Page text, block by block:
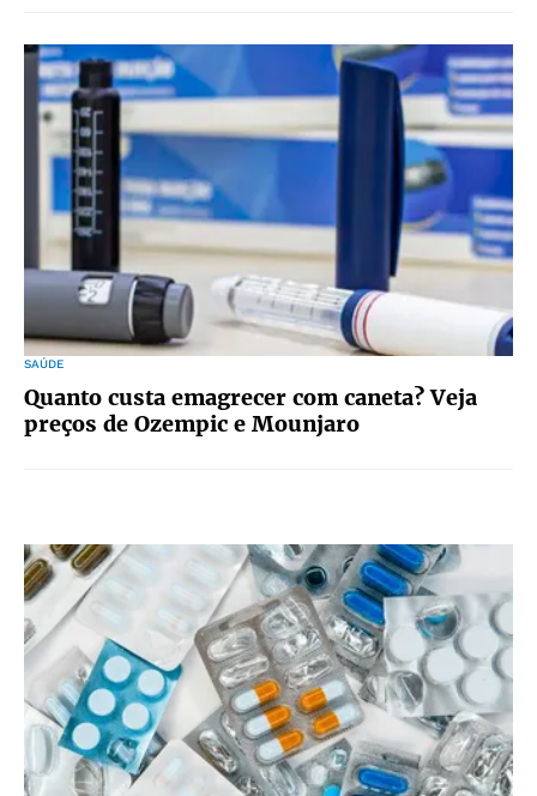
SAÚDE
Quanto custa emagrecer com caneta? Veja
preços de Ozempic e Mounjaro